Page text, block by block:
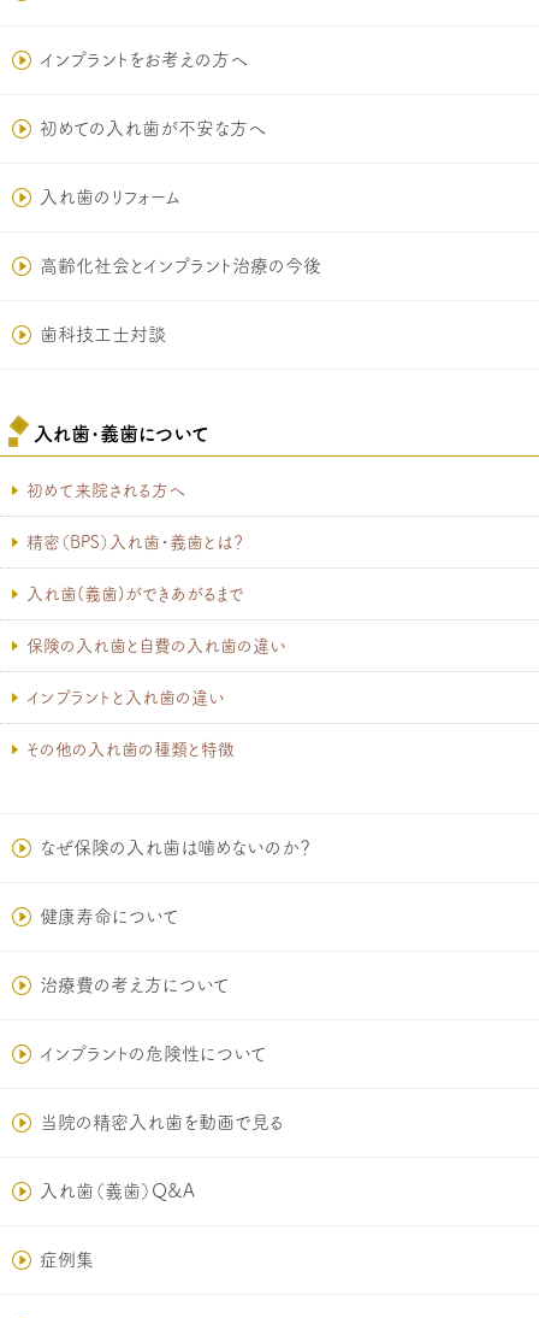
インプラントをお考えの方へ
初めての入れ歯が不安な方へ
入れ歯のリフォーム
高齢化社会とインプラント治療の今後
歯科技工士対談
入れ歯･義歯について
初めて来院される方へ
精密（BPS）入れ歯・義歯とは？
入れ歯(義歯)ができあがるまで
保険の入れ歯と自費の入れ歯の違い
インプラントと入れ歯の違い
その他の入れ歯の種類と特徴
なぜ保険の入れ歯は噛めないのか？
健康寿命について
治療費の考え方について
インプラントの危険性について
当院の精密入れ歯を動画で見る
入れ歯（義歯）Q&A
症例集